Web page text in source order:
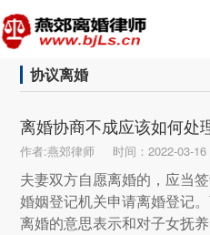
协议离婚
离婚协商不成应该如何处
作者:燕郊律师 时间：2022-03-16
夫妻双方自愿离婚的，应当
婚姻登记机关申请离婚登记
离婚的意思表示和对子女抚养